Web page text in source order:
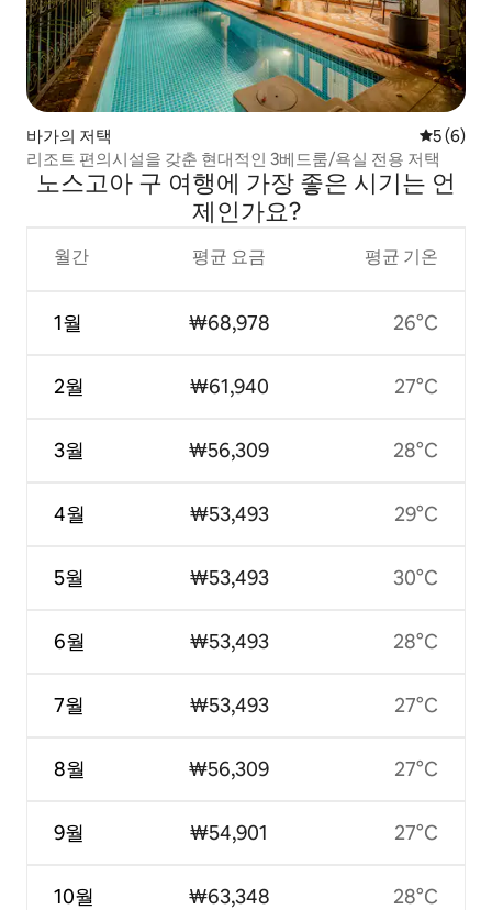
바가의 저택 평점 5점
5 (6)
리조트 편의시설을 갖춘 현대적인 3베드룸/욕실 전용 저택
노스고아 구 여행에 가장 좋은 시기는 언
제인가요?
월간
1월
2월
3월
4월
5월
6월
7월
8월
9월
10월
평균 요금
₩68,978
₩61,940
₩56,309
₩53,493
₩53,493
₩53,493
₩53,493
₩56,309
₩54,901
₩63,348
평균 기온
26°C
27°C
28°C
29°C
30°C
28°C
27°C
27°C
27°C
28°C